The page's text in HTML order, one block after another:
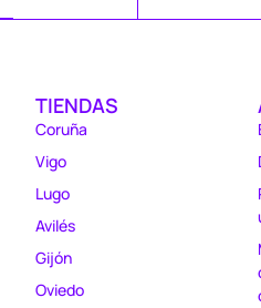
TIENDAS
Coruña
Vigo
Lugo
Avilés
Gijón
Oviedo